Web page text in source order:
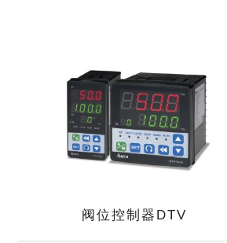
阀位控制器DTV